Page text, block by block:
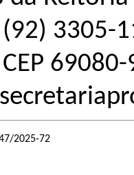
(92) 3305-
CEP
2025-72